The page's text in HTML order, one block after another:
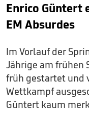
Enrico Güntert
EM Absurdes
Im Vorlauf der
Jährige am frühen
früh gestartet und
Wettkampf
Güntert kaum